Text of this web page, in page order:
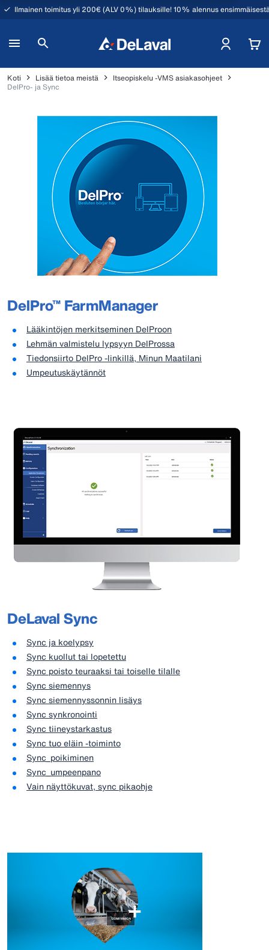
Ilmainen toimitus yli 200€ (ALV 0%) tilauksille! 10% alennus
Koti Lisää tietoa meistä
Itseopiskelu -VMS asiakasohjeet
DelPro- ja Sync
DelPro™ FarmManager
Lääkintöjen merkitseminen DelProon​
Lehmän valmistelu lypsyyn DelProssa​
Tiedonsiirto DelPro -linkillä, Minun Maatilani​
Umpeutuskäytännöt
DeLaval Sync
Sync ja koelypsy
Sync kuollut tai lopetettu
Sync poisto teuraaksi tai toiselle tilalle
Sync siemennys
Sync siemennyssonnin lisäys
Sync synkronointi
Sync tiineystarkastus
Sync tuo eläin -toiminto
Sync_poikiminen
Sync_umpeenpano
Vain näyttökuvat, sync pikaohje